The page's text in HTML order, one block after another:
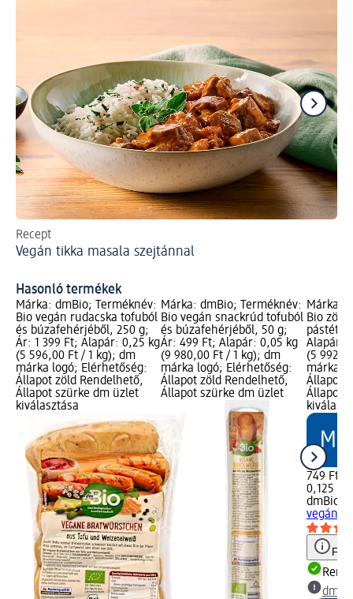
Recept
Vegán tikka masala szejtánnal
Hasonló termékek
Márka: dmBio; Terméknév:
Bio vegán rudacska tofuból
és búzafehérjéből, 250 g;
Ár: 1 399 Ft; Alapár: 0,25 kg
(5 596,00 Ft / 1 kg); dm
márka logó; Elérhetőség:
Állapot zöld Rendelhető,
Állapot szürke dm üzlet
kiválasztása
Márka: dmBio; Terméknév:
Bio vegán snackrúd tofuból
és búzafehérjéből, 50 g;
Ár: 499 Ft; Alapár: 0,05 kg
(9 980,00 Ft / 1 kg); dm
márka logó; Elérhetőség:
Állapot zöld Rendelhető,
Állapot szürke dm üzlet
Márka:
Bio
Alapár:
(5
márka
Állapot
Állapot
749 Ft
0,125 kg
dmBio
vegán
dm